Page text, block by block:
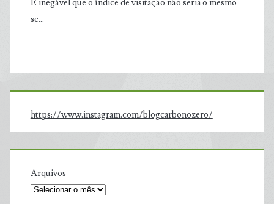
É inegável que o índice de visitação não seria o mesmo
se…
https://www.instagram.com/blogcarbonozero/
Arquivos